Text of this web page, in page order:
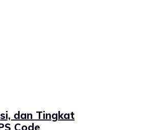
dan Tingkat
Code